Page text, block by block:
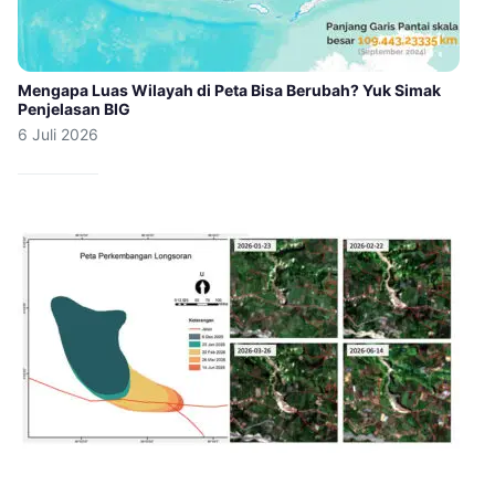
Mengapa Luas Wilayah di Peta Bisa Berubah? Yuk Simak
Penjelasan BIG
6 Juli 2026